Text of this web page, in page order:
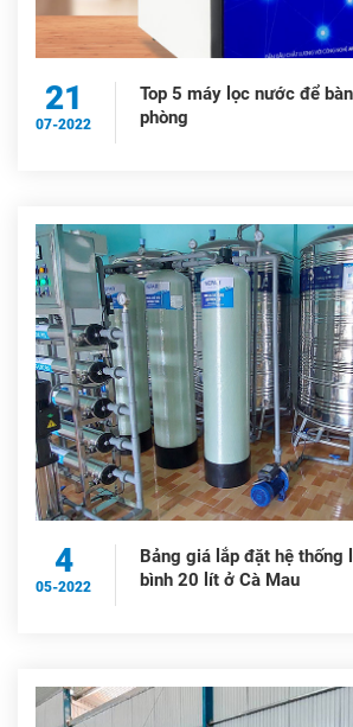
21
07-2022
Top 5 máy lọc nước để
phòng
4
05-2022
Bảng giá lắp đặt hệ thống
bình 20 lít ở Cà Mau